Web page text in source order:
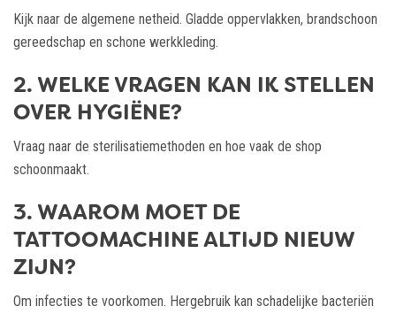
Kijk naar de algemene netheid. Gladde oppervlakken, brandschoon
gereedschap en schone werkkleding.
2. WELKE VRAGEN KAN IK STELLEN
OVER HYGIËNE?
Vraag naar de sterilisatiemethoden en hoe vaak de shop
schoonmaakt.
3. WAAROM MOET DE
TATTOOMACHINE ALTIJD NIEUW
ZIJN?
Om infecties te voorkomen. Hergebruik kan schadelijke bacteriën